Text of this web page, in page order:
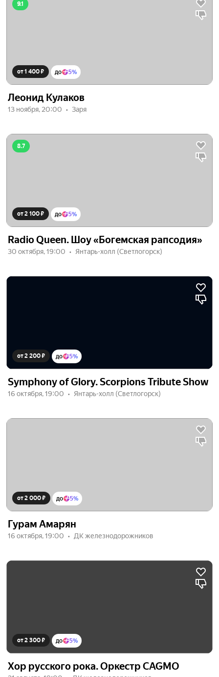
9.1
от 1 400 ₽ до 5%
Леонид Кулаков
13 ноября, 20:00 Заря
8.7
от 2 100 ₽ до 5%
Radio Queen. Шоу «Богемская рапсодия»
30 октября, 19:00 Янтарь-холл (Светлогорск)
от 2 200 ₽ до 5%
Symphony of Glory. Scorpions Tribute Show
16 октября, 19:00 Янтарь-холл (Светлогорск)
от 2 000 ₽ до 5%
Гурам Амарян
16 октября, 19:00 ДК железнодорожников
от 2 300 ₽ до 5%
Хор русского рока. Оркестр CAGMO